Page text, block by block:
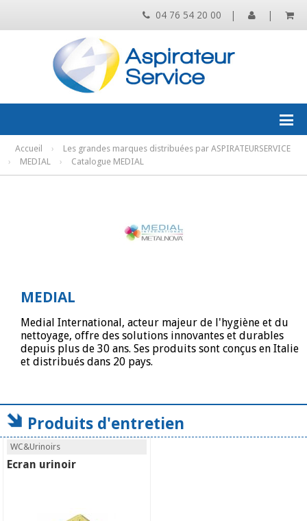
04 76 54 20 00 | |
Accueil ›
Les grandes marques distribuées par ASPIRATEURSERVICE
›
MEDIAL › Catalogue MEDIAL
MEDIAL
Medial International, acteur majeur de l'hygiène et du
nettoyage, offre des solutions innovantes et durables
depuis plus de 30 ans. Ses produits sont conçus en Italie
et distribués dans 20 pays.
Produits d'entretien
WC&Urinoirs
Ecran urinoir